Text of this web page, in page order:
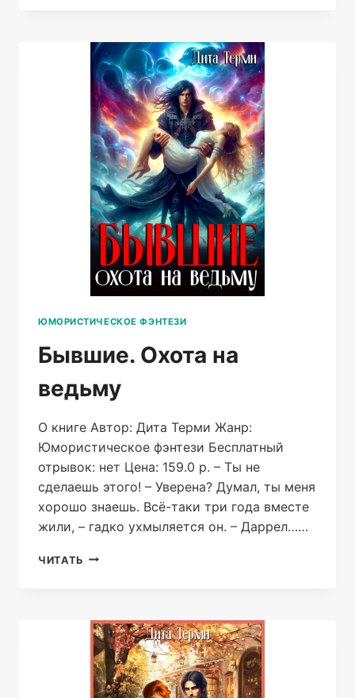
ПАРИЛКА
ДЛЯ
ДРАКОНА
ЮМОРИСТИЧЕСКОЕ ФЭНТЕЗИ
Бывшие. Охота на
ведьму
О книге Автор: Дита Терми Жанр:
Юмористическое фэнтези Бесплатный
отрывок: нет Цена: 159.0 р. – Ты не
сделаешь этого! – Уверена? Думал, ты меня
хорошо знаешь. Всё-таки три года вместе
жили, – гадко ухмыляется он. – Даррел……
ЧИТАТЬ БЫВШИЕ.